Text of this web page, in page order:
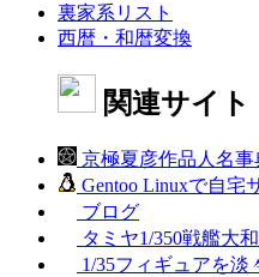
裏家系リスト
西暦・和暦変換
関連サイト
京極夏彦作品人名事
Gentoo Linuxで自宅
ブログ
タミヤ1/350戦艦大
1/35フィギュアを淡